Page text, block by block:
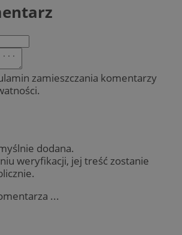
zamieszczania komentarzy
dodana.
weryfikacji, jej treść zostanie
...